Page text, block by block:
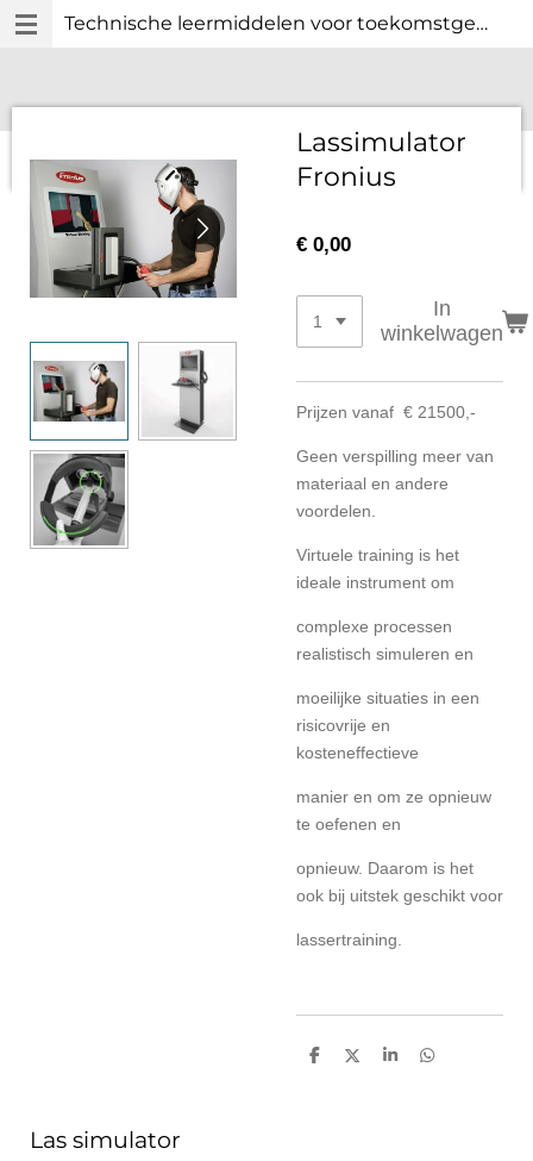
Ga
direct
de
Technische leermiddelen voor toekomstgericht technisch onderwijs.
Lassimulator
Fronius
€ 0,00
In
winkelwagen
Prijzen vanaf € 21500,-
Geen verspilling meer van
materiaal en andere
voordelen.
Virtuele training is het
ideale instrument om
complexe processen
realistisch simuleren en
moeilijke situaties in een
risicovrije en
kosteneffectieve
manier en om ze opnieuw
te oefenen en
opnieuw. Daarom is het
ook bij uitstek geschikt voor
lassertraining.
D
D
S
D
Las simulator